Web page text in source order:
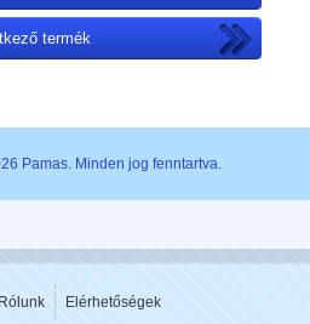
termék
Pamas. Minden jog fenntartva.
Rólunk
Elérhetőségek